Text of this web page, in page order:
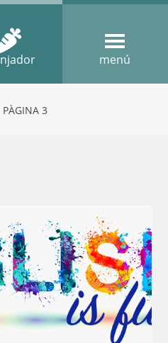
menú
PÀGINA 3